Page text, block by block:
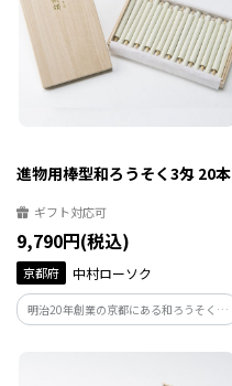
進物用棒型和ろうそく3匁 20本
ギフト対応可
9,790円(税込)
京都府 中村ローソク
明治20年創業の京都にある和ろうそく店
の中村ローソクがつくりました。湿気に
強く大切に保管できる桐箱入りで進物に